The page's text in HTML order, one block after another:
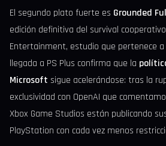
El segundo plato fuerte es Grounded
edición definitiva del survival
Entertainment, estudio que pertenece a
llegada a PS Plus confirma que la
Microsoft sigue acelerándose: tras la
exclusividad con OpenAI que
Xbox Game Studios están publicando
PlayStation con cada vez menos